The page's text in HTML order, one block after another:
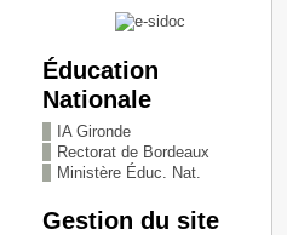
Éducation
Nationale
IA Gironde
Rectorat de Bordeaux
Ministère Éduc. Nat.
Gestion du site